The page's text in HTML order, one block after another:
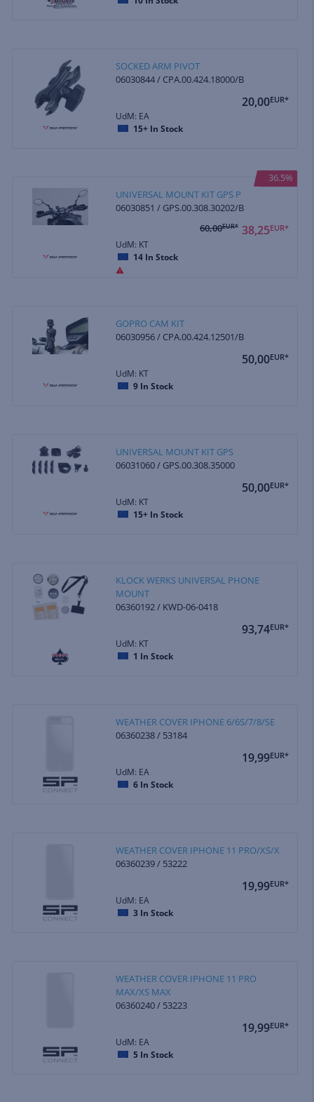
SOCKED ARM PIVOT
06030844 / CPA.00.424.18000/B
20,00EUR*
UdM: EA
15+ In Stock
36.5%
UNIVERSAL MOUNT KIT GPS P
06030851 / GPS.00.308.30202/B
38,25EUR*
60,00EUR*
UdM: KT
14 In Stock
GOPRO CAM KIT
06030956 / CPA.00.424.12501/B
50,00EUR*
UdM: KT
9 In Stock
UNIVERSAL MOUNT KIT GPS
06031060 / GPS.00.308.35000
50,00EUR*
UdM: KT
15+ In Stock
KLOCK WERKS UNIVERSAL PHONE
MOUNT
06360192 / KWD-06-0418
93,74EUR*
UdM: KT
1 In Stock
WEATHER COVER IPHONE 6/6S/7/8/SE
06360238 / 53184
19,99EUR*
UdM: EA
6 In Stock
WEATHER COVER IPHONE 11 PRO/XS/X
06360239 / 53222
19,99EUR*
UdM: EA
3 In Stock
WEATHER COVER IPHONE 11 PRO
MAX/XS MAX
06360240 / 53223
19,99EUR*
UdM: EA
5 In Stock